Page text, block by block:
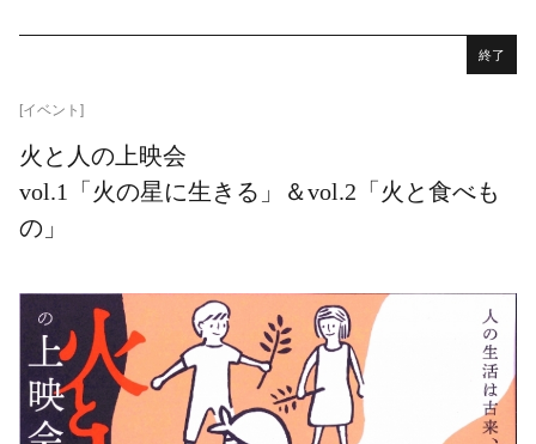
終了
[イベント]
火と人の上映会
vol.1「火の星に生きる」＆vol.2「火と食べも
の」